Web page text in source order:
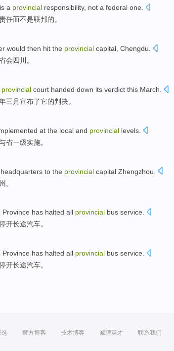
is a provincial responsibility, not a federal one.
任而不是联邦的。
would then hit the provincial capital Chengdu
会四川 。
provincial court handed down its verdict this March
三月宣布了它的判决。
at the local and provincial levels
省一级实施。
headquarters to the provincial capital Zhengzhou
。
Province has halted all provincial bus service.
开长途汽车。
Province has halted all provincial bus service.
开长途汽车。
选 官方博客 技术博客 诚聘英才 联系我们